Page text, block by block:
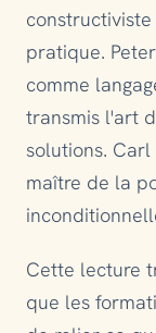
pratique.
comme
transmis l'art
solutions. Carl
maître de la
Cette lecture
que les